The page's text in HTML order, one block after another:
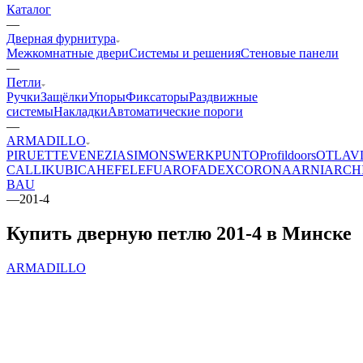
Каталог
—
Дверная фурнитура
Межкомнатные двериСистемы и решенияСтеновые панели
—
Петли
РучкиЗащёлкиУпорыФиксаторыРаздвижные
системыНакладкиАвтоматические пороги
—
ARMADILLO
PIRUETTEVENEZIASIMONSWERKPUNTOProfildoorsOTLAV
CALLIKUBICAHEFELEFUAROFADEXCORONAARNI
BAU
—201-4
Купить дверную петлю 201-4 в Минске
ARMADILLO